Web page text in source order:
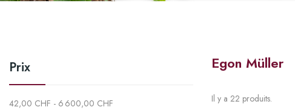
Prix
42,00 CHF - 6 600,00 CHF
Egon Müller
Il y a 22 produits.